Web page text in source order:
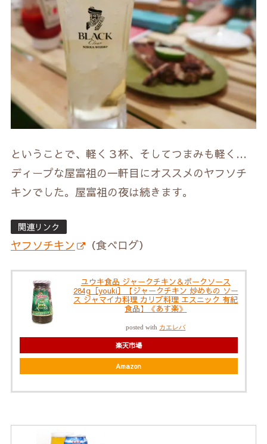
ということで、軽く３杯、そしてつまみも軽く…
ディープな屋富祖の一軒目にオススメのヤフソチ
キンでした。屋富祖の夜は続きます。
関連リンク
ヤフソチキン （食べログ）
ユウキ食品 ジャークチキン＆ポークソース
284g［youki］【ジャークチキン 炒めもの ソー
ス ジャマイカ料理 カリブ料理 エスニック 有紀
食品】《あす楽》
posted with カエレバ
楽天市場
Amazon